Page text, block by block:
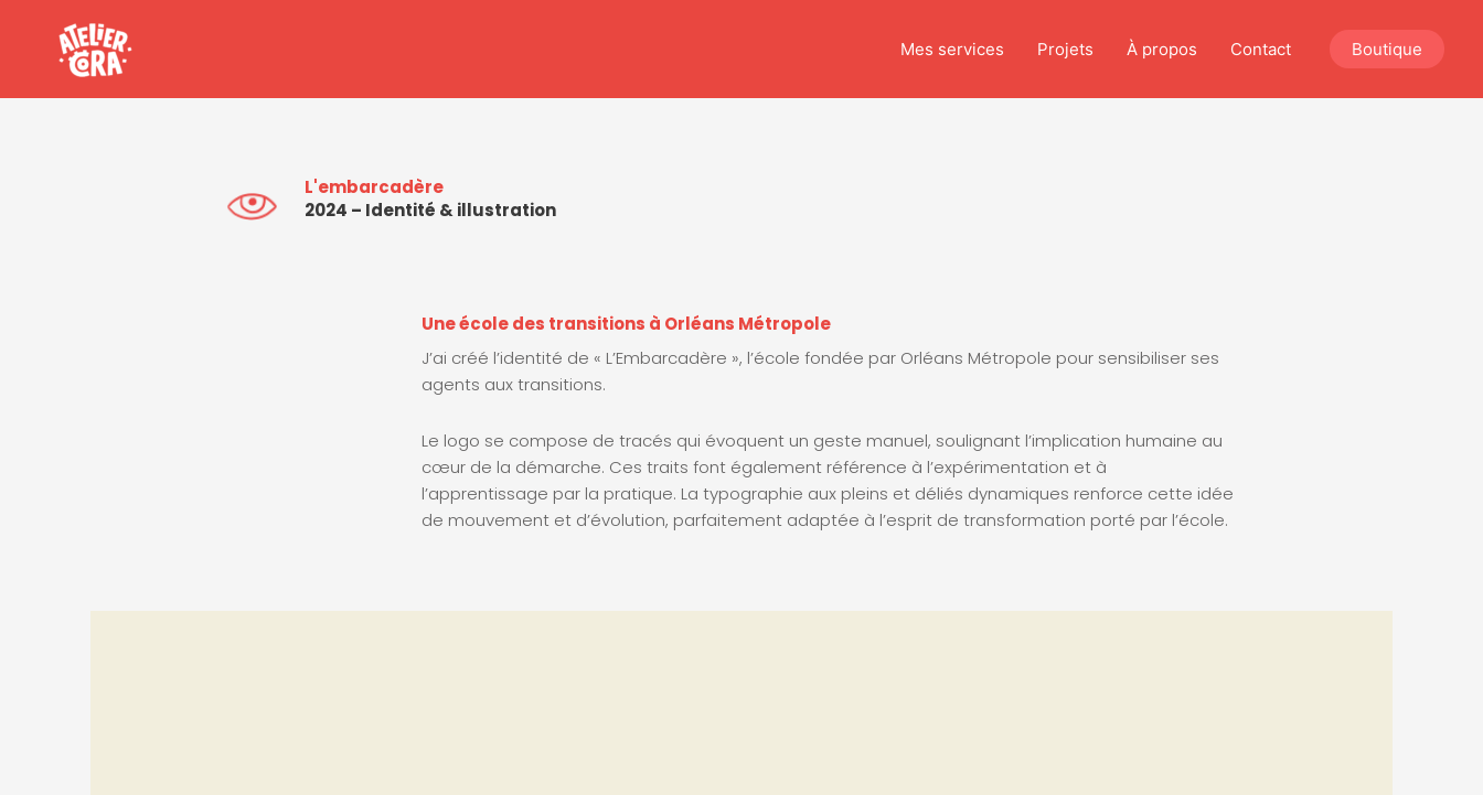
contenu
Mes services Projets À propos Contact Boutique
L'embarcadère
2024 – Identité & illustration
Une école des transitions à Orléans Métropole
J’ai créé l’identité de « L’Embarcadère », l’école fondée par Orléans Métropole pour sensibiliser ses
agents aux transitions.
Le logo se compose de tracés qui évoquent un geste manuel, soulignant l’implication humaine au
cœur de la démarche. Ces traits font également référence à l’expérimentation et à
l’apprentissage par la pratique. La typographie aux pleins et déliés dynamiques renforce cette idée
de mouvement et d’évolution, parfaitement adaptée à l’esprit de transformation porté par l’école.